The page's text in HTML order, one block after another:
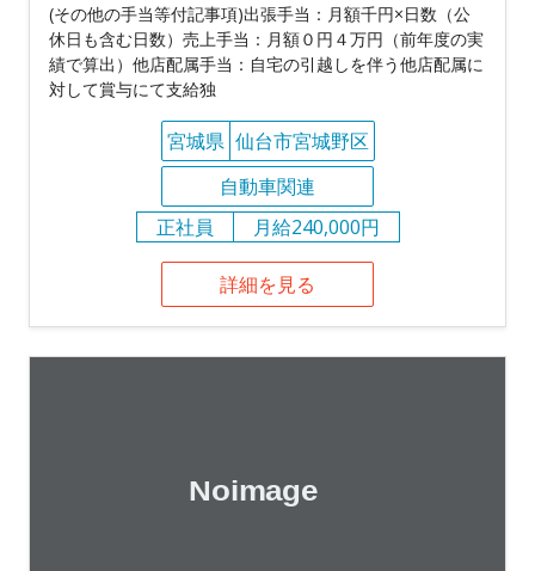
(その他の手当等付記事項)出張手当：月額千円×日数（公
休日も含む日数）売上手当：月額０円４万円（前年度の実
績で算出）他店配属手当：自宅の引越しを伴う他店配属に
対して賞与にて支給独
宮城県 仙台市宮城野区
自動車関連
正社員
月給240,000円
詳細を見る